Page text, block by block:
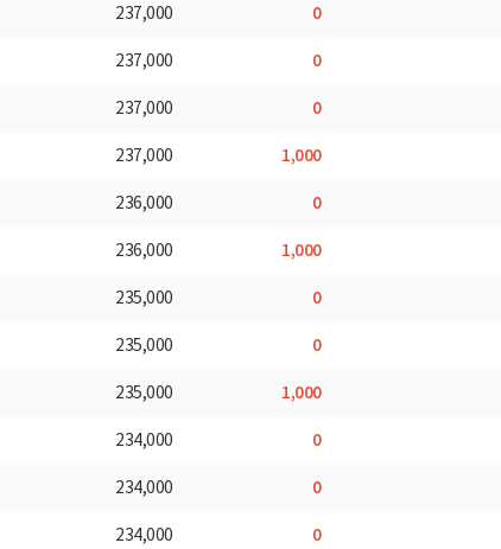
237,000 0
237,000 0
237,000 0
237,000 1,000
236,000 0
236,000 1,000
235,000 0
235,000 0
235,000 1,000
234,000 0
234,000 0
234,000 0